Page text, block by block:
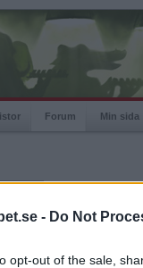
- Do Not
opt-out of the sale,
Forum Min sida